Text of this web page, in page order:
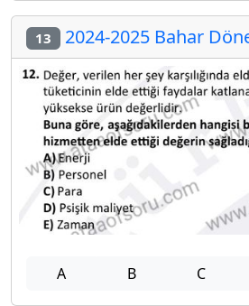
13 2024-2025 Bahar
A B C